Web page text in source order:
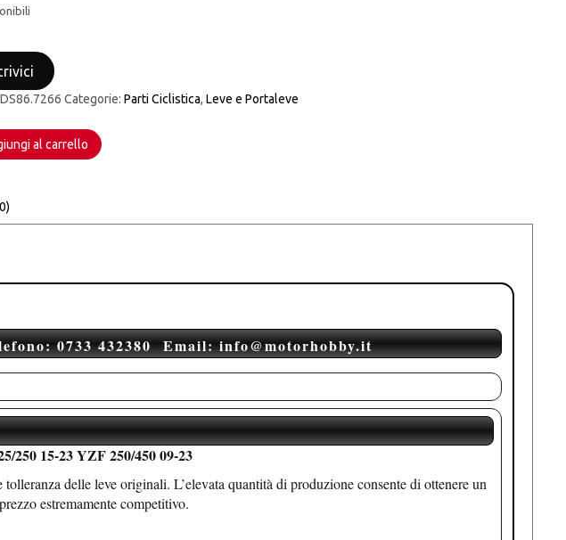
DS86.7266 Categorie:Parti Ciclistica,Leve e Portaleve
al carrello
0733 432380Email: info@motorhobby.it
15-23 YZF 250/450 09-23
delle leve originali. L’elevata quantità di produzione consente di ottenere un
estremamente competitivo.